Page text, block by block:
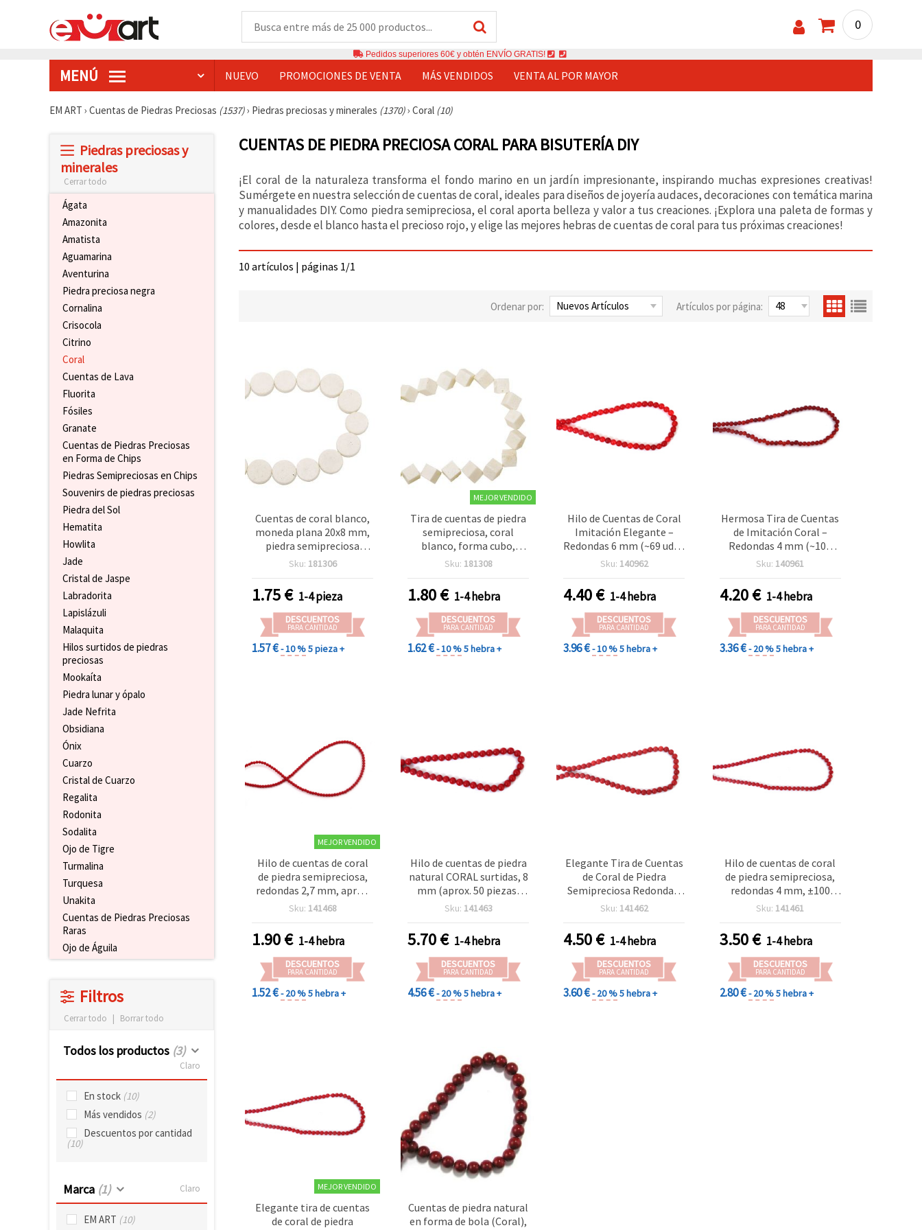
0
Pedidos superiores 60€ y obtén ENVÍO GRATIS!
MENÚ NUEVO PROMOCIONES DE VENTA MÁS VENDIDOS VENTA AL POR MAYOR
EM ART › Cuentas de Piedras Preciosas (1537)› Piedras preciosas y minerales (1370)› Coral (10)
Piedras preciosas y
minerales
Cerrar todo
Ágata
Amazonita
Amatista
Aguamarina
Aventurina
Piedra preciosa negra
Cornalina
Crisocola
Citrino
Coral
Cuentas de Lava
Fluorita
Fósiles
Granate
Cuentas de Piedras Preciosas
en Forma de Chips
Piedras Semipreciosas en Chips
Souvenirs de piedras preciosas
Piedra del Sol
Hematita
Howlita
Jade
Cristal de Jaspe
Labradorita
Lapislázuli
Malaquita
Hilos surtidos de piedras
preciosas
Mookaíta
Piedra lunar y ópalo
Jade Nefrita
Obsidiana
Ónix
Cuarzo
Cristal de Cuarzo
Regalita
Rodonita
Sodalita
Ojo de Tigre
Turmalina
Turquesa
Unakita
Cuentas de Piedras Preciosas
Raras
Ojo de Águila
Filtros
Cerrar todo | Borrar todo
Todos los productos (3)
Claro
En stock (10)
Más vendidos (2)
Descuentos por cantidad
(10)
Marca (1) Claro
EM ART (10)
CUENTAS DE PIEDRA PRECIOSA CORAL PARA BISUTERÍA DIY
¡El coral de la naturaleza transforma el fondo marino en un jardín impresionante, inspirando muchas expresiones creativas!
Sumérgete en nuestra selección de cuentas de coral, ideales para diseños de joyería audaces, decoraciones con temática marina
y manualidades DIY. Como piedra semipreciosa, el coral aporta belleza y valor a tus creaciones. ¡Explora una paleta de formas y
colores, desde el blanco hasta el precioso rojo, y elige las mejores hebras de cuentas de coral para tus próximas creaciones!
10 artículos | páginas 1/1
Ordenar por: Artículos por página:
Cuentas de coral blanco,
moneda plana 20x8 mm,
piedra semipreciosa
pulida, tira de aprox. 20
para bisutería,
manualidades DIY y
suministros de abalorios
Sku: 181306
1.75€ 1-4 pieza
DESCUENTOS
PARA CANTIDAD
1.57 €- 10 %5 pieza +
MEJOR VENDIDO
Tira de cuentas de piedra
semipreciosa, coral
blanco, forma cubo,
12x12 mm, aprox. 22 uds
Sku: 181308
1.80€ 1-4 hebra
DESCUENTOS
PARA CANTIDAD
1.62 €- 10 %5 hebra +
Hilo de Cuentas de Coral
Imitación Elegante –
Redondas 6 mm (~69 uds),
Ideal para Bisutería y
Sku: 140962
4.40€ 1-4 hebra
DESCUENTOS
PARA CANTIDAD
3.96 €- 10 %5 hebra +
Hermosa Tira de Cuentas
de Imitación Coral –
Redondas 4 mm (~103
uds), Ideal para
de Joyas Delicadas y
Elegantes
Sku: 140961
4.20€ 1-4 hebra
DESCUENTOS
PARA CANTIDAD
3.36 €- 20 %5 hebra +
MEJOR VENDIDO
Hilo de cuentas de coral
de piedra semipreciosa,
redondas 2,7 mm, aprox.
150 piezas (mix surtido)
Sku: 141468
1.90€ 1-4 hebra
DESCUENTOS
PARA CANTIDAD
1.52 €- 20 %5 hebra +
Hilo de cuentas de piedra
natural CORAL surtidas, 8
mm (aprox. 50 piezas)
para bisutería y
Sku: 141463
5.70€ 1-4 hebra
DESCUENTOS
PARA CANTIDAD
4.56 €- 20 %5 hebra +
Elegante Tira de Cuentas
de Coral de Piedra
Semipreciosa Redonda 6
mm (±64 Piezas) para
Sku: 141462
4.50€ 1-4 hebra
DESCUENTOS
PARA CANTIDAD
3.60 €- 20 %5 hebra +
Hilo de cuentas de coral
de piedra semipreciosa,
redondas 4 mm, ±100
piezas, ±40 cm
Sku: 141461
3.50€ 1-4 hebra
DESCUENTOS
PARA CANTIDAD
2.80 €- 20 %5 hebra +
MEJOR VENDIDO
Elegante tira de cuentas
de coral de piedra
Cuentas de piedra natural
en forma de bola (Coral),